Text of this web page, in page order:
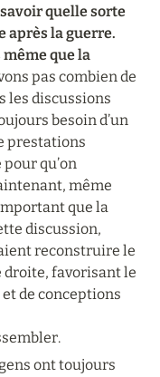
quelle sorte
après la guerre.
que la
pas combien de
les discussions
besoin d’un
prestations
qu’on
même
que la
discussion,
reconstruire le
droite, favorisant le
de conceptions
ont toujours